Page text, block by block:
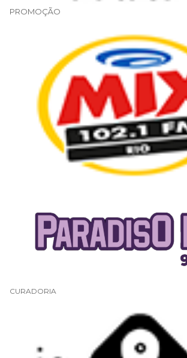
PROMOÇÃO
CURADORIA